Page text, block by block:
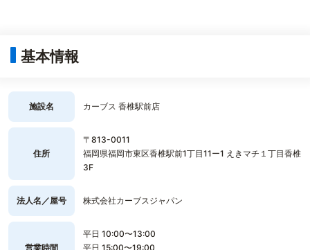
基本情報
施設名 カーブス 香椎駅前店
住所
〒813-0011
福岡県福岡市東区香椎駅前1丁目11ー1 えきマチ１丁目香椎
3F
法人名／屋号 株式会社カーブスジャパン
営業時間
平日 10:00〜13:00
平日 15:00〜19:00